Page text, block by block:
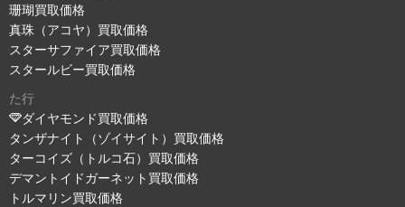
珊瑚買取価格
真珠（アコヤ）買取価格
スターサファイア買取価格
スタールビー買取価格
た行
ダイヤモンド買取価格
タンザナイト（ゾイサイト）買取価格
ターコイズ（トルコ石）買取価格
デマントイドガーネット買取価格
トルマリン買取価格